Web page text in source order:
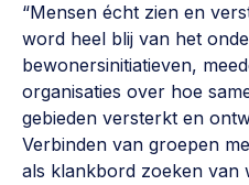
Financiën
Financieringsvormen,
Organisatie en beheer
Bestuur, horeca,
Onze leden
Contact
Nieuws
“Mensen écht zien en
word heel blij van het
bewonersinitiatieven,
organisaties over hoe
gebieden versterkt en
Verbinden van groepen
als klankbord zoeken van